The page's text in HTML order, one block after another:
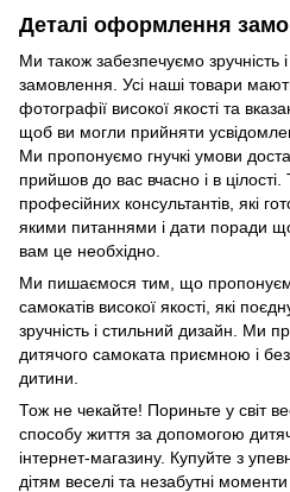
Деталі оформлення
Ми також забезпечуємо
замовлення. Усі наші товари
фотографії високої якості та
щоб ви могли прийняти
Ми пропонуємо гнучкі умови
прийшов до вас вчасно і в
професійних консультантів, які
якими питаннями і дати поради
вам це необхідно.
Ми пишаємося тим, що
самокатів високої якості, які
зручність і стильний дизайн. Ми
дитячого самоката приємною і
дитини.
Тож не чекайте! Пориньте у світ
способу життя за допомогою
інтернет-магазину. Купуйте з
дітям веселі та незабутні